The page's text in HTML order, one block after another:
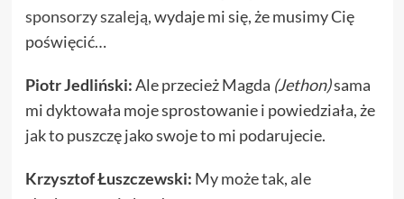
sponsorzy szaleją, wydaje mi się, że musimy Cię
poświęcić…
Piotr Jedliński:Ale przecież Magda (Jethon)sama
mi dyktowała moje sprostowanie i powiedziała, że
jak to puszczę jako swoje to mi podarujecie.
Krzysztof Łuszczewski: My może tak, ale